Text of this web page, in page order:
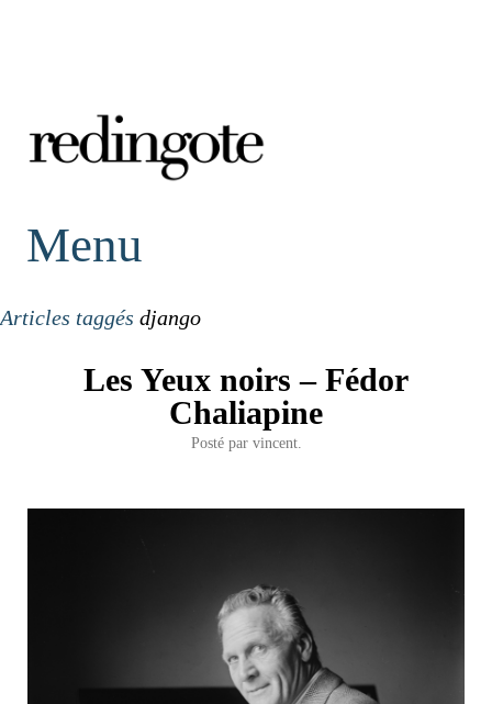
redingote.
Menu
Articles taggés django
Les Yeux noirs – Fédor
Chaliapine
Posté par vincent.